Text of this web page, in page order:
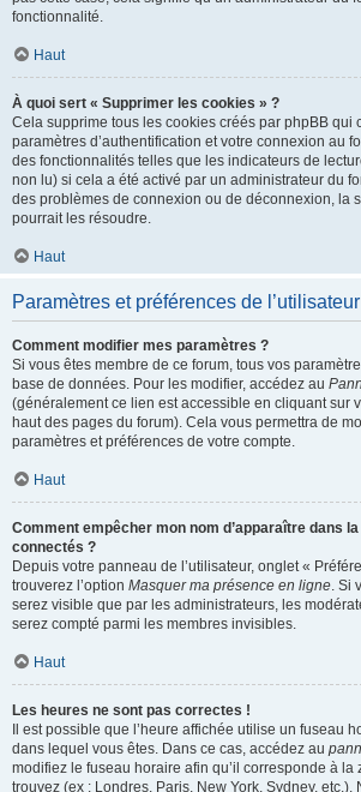
fonctionnalité.
Haut
À quoi sert « Supprimer les cookies » ?
Cela supprime tous les cookies créés par phpBB qui
paramètres d’authentification et votre connexion au
des fonctionnalités telles que les indicateurs de
non lu) si cela a été activé par un administrateur du
des problèmes de connexion ou de déconnexion, la
pourrait les résoudre.
Haut
Paramètres et préférences de l’utilisateur
Comment modifier mes paramètres ?
Si vous êtes membre de ce forum, tous vos
base de données. Pour les modifier, accédez au
(généralement ce lien est accessible en cliquant sur
haut des pages du forum). Cela vous permettra de
paramètres et préférences de votre compte.
Haut
Comment empêcher mon nom d’apparaître dans
connectés ?
Depuis votre panneau de l’utilisateur, onglet «
trouverez l’option Masquer ma présence en ligne. Si
serez visible que par les administrateurs, les
serez compté parmi les membres invisibles.
Haut
Les heures ne sont pas correctes !
Il est possible que l’heure affichée utilise un fuseau
dans lequel vous êtes. Dans ce cas, accédez au
modifiez le fuseau horaire afin qu’il corresponde à la
trouvez (ex : Londres, Paris, New York, Sydney,